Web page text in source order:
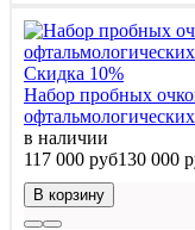
Скидка 10%
Набор пробных
в наличии
117 000 руб130 000
В корзину